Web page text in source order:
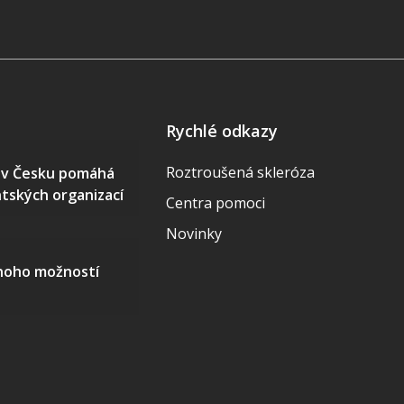
Česku pomáhá
organizací
možností
Rychlé odkazy
Roztroušená skleróza
Centra pomoci
Novinky